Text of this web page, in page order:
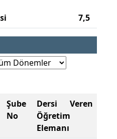
7,5
Şube
No
Dersi Veren
Öğretim
Elemanı